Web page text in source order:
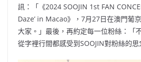
訊：「《2024 SOOJIN 1st FAN
Daze’ in Macao》，7月27日在澳門葡
大家。」最後，再約定每一位粉絲：「
從字裡行間都感受到SOOJIN對粉絲的思